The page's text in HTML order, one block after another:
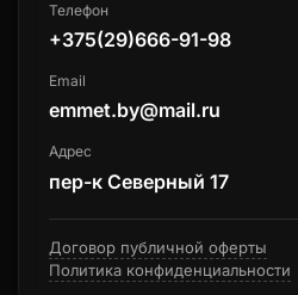
Телефон
+375(29)666-91-98
Email
emmet.by@mail.ru
Адрес
пер-к Северный 17
Договор публичной оферты
Политика конфиденциальности